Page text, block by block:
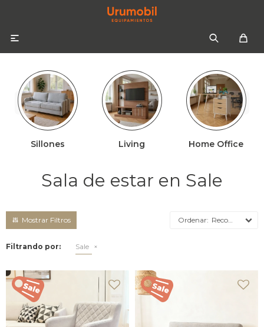

Sillones Living Home Office
Sala de estar en Sale
Recomendados
Filtrando por: Sale
Colchones
Ropa de cama